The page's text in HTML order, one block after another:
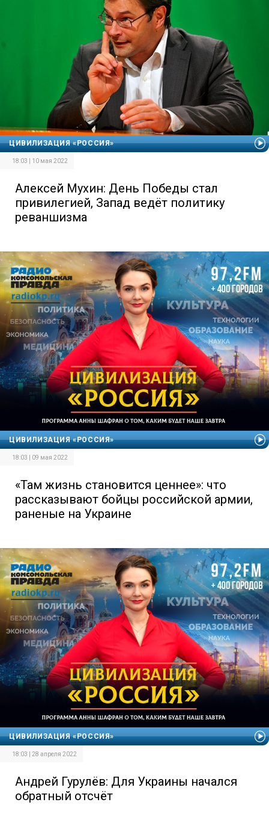
ЦИВИЛИЗАЦИЯ «РОССИЯ»
18:03 | 10 мая 2022
Алексей Мухин: День Победы стал
привилегией, Запад ведёт политику
реваншизма
ЦИВИЛИЗАЦИЯ «РОССИЯ»
18:03 | 09 мая 2022
«Там жизнь становится ценнее»: что
рассказывают бойцы российской армии,
раненые на Украине
ЦИВИЛИЗАЦИЯ «РОССИЯ»
18:03 | 28 апреля 2022
Андрей Гурулёв: Для Украины начался
обратный отсчёт